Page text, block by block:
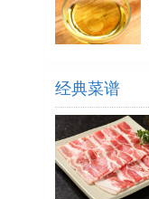
经典菜谱